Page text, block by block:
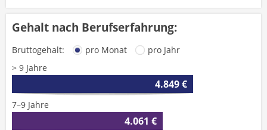
Gehalt nach Berufserfahrung:
Bruttogehalt: pro Monat
pro Jahr
> 9 Jahre
4.849 €
7–9 Jahre
4.061 €